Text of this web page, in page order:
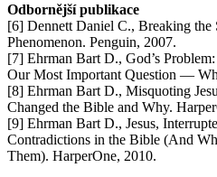
Odbornější publikace
[6] Dennett Daniel C., Breaking the
Phenomenon. Penguin, 2007.
[7] Ehrman Bart D., God’s
Our Most Important Question —
[8] Ehrman Bart D., Misquoting
Changed the Bible and Why.
[9] Ehrman Bart D., Jesus,
Contradictions in the Bible (And
Them). HarperOne, 2010.